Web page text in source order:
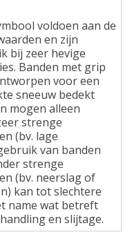
voldoen aan de
en zijn
bij zeer hevige
Banden met grip
voor een
sneeuw bedekt
mogen alleen
strenge
(bv. lage
van banden
strenge
(bv. neerslag of
kan tot slechtere
name wat betreft
en slijtage.